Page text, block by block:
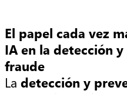
El papel cada vez
IA en la detección
fraude
La detección y